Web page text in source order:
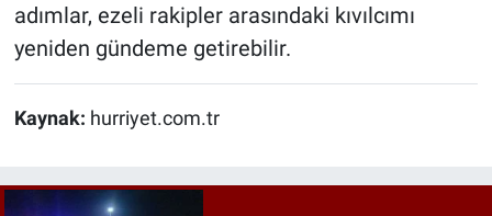
adımlar, ezeli rakipler arasındaki kıvılcımı
yeniden gündeme getirebilir.
Kaynak: hurriyet.com.tr